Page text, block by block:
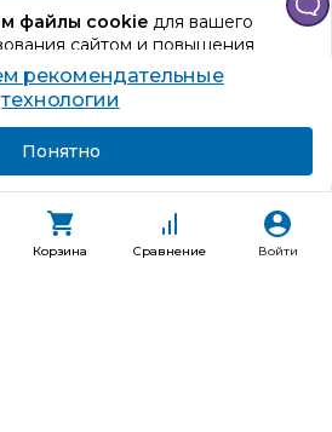
Корзина Сравнение Войти
файлы cookieдля вашего
сайтом и повышения
рекомендаций.
сайта, вы даете
персональных данных
рекомендательные
технологии
Понятно